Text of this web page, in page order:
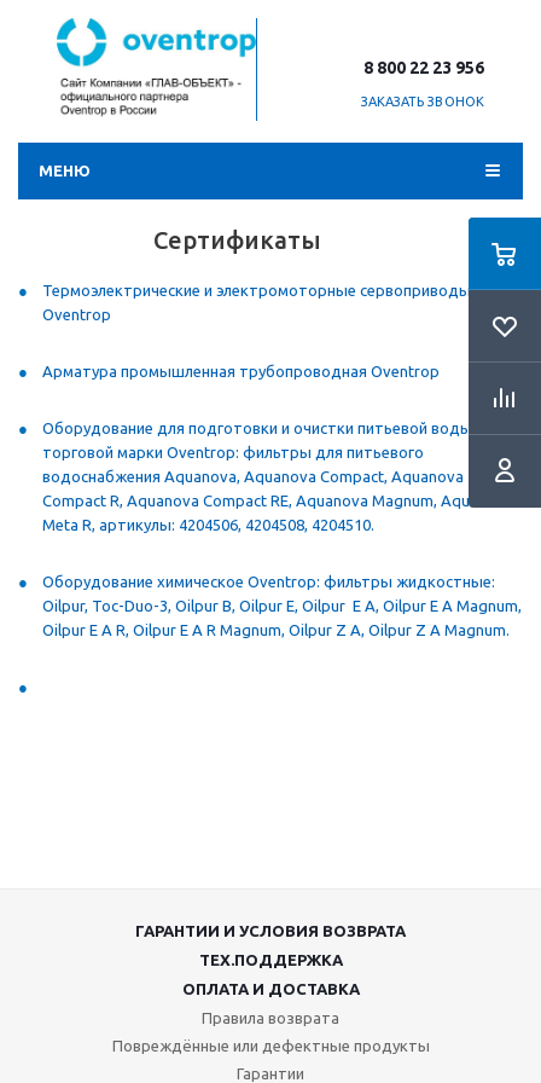
8 800 22 23 956
ЗАКАЗАТЬ ЗВОНОК
МЕНЮ
Сертификаты
Термоэлектрические и электромоторные сервоприводы
Oventrop
Арматура промышленная трубопроводная Oventrop
Оборудование для подготовки и очистки питьевой воды
торговой марки Oventrop: фильтры для питьевого
водоснабжения Aquanova, Aquanova Compact, Aquanova
Compact R, Aquanova Compact RE, Aquanova Magnum, Aquanova
Meta R, артикулы: 4204506, 4204508, 4204510.
Оборудование химическое Oventrop: фильтры жидкостные:
Oilpur, Toc-Duo-3, Oilpur B, Oilpur E, Oilpur E A, Oilpur E A Magnum,
Oilpur E A R, Oilpur Е A R Magnum, Oilpur Z A, Oilpur Z A Magnum.
ГАРАНТИИ И УСЛОВИЯ ВОЗВРАТА
ТЕХ.ПОДДЕРЖКА
ОПЛАТА И ДОСТАВКА
Правила возврата
Повреждённые или дефектные продукты
Гарантии